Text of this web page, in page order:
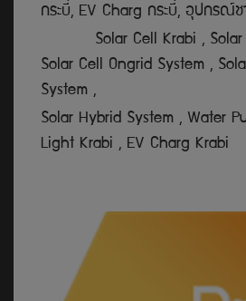
กระบี่, EV Charg กระบี่, อุปกรณ์ช
Solar Cell Krabi , Solar
Solar Cell Ongrid System ,
System ,
Solar Hybrid System , Water
Light Krabi , EV Charg Krabi